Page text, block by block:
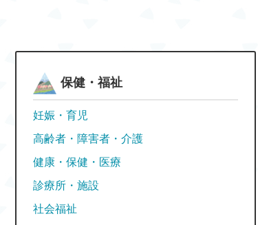
保健・福祉
妊娠・育児
高齢者・障害者・介護
健康・保健・医療
診療所・施設
社会福祉